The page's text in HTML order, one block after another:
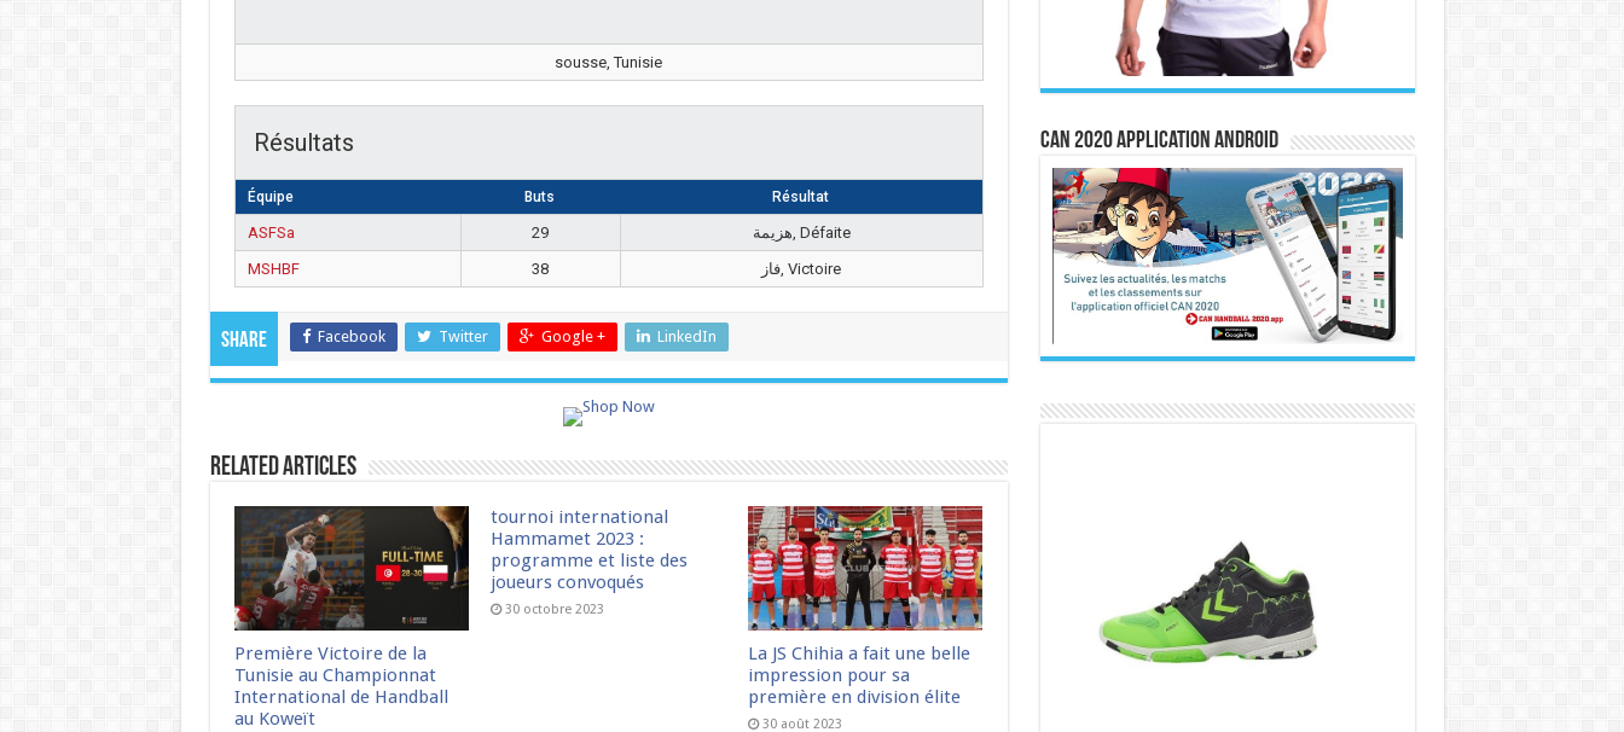
sousse, Tunisie
Résultats
Équipe Buts Résultat
ASFSa 29
هزيمة, Défaite
MSHBF
38 فاز, Victoire
Share Facebook Twitter Google + LinkedIn
Related Articles
Première Victoire de la
Tunisie au Championnat
International de Handball
au Koweït
tournoi international
Hammamet 2023 :
programme et liste des
joueurs convoqués
30 octobre 2023
La JS Chihia a fait une belle
impression pour sa
première en division élite
30 août 2023
CAN 2020 Application Android